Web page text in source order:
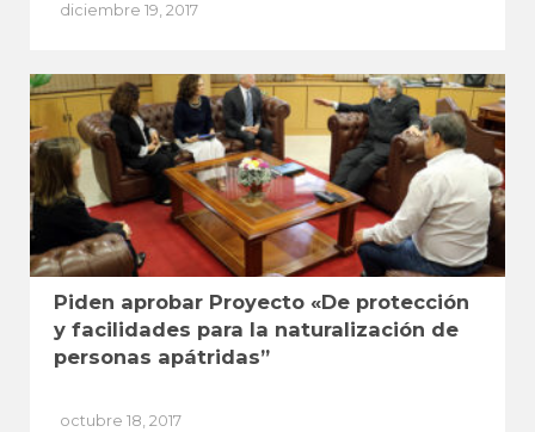
diciembre 19, 2017
Piden aprobar Proyecto «De protección
y facilidades para la naturalización de
personas apátridas”
octubre 18, 2017